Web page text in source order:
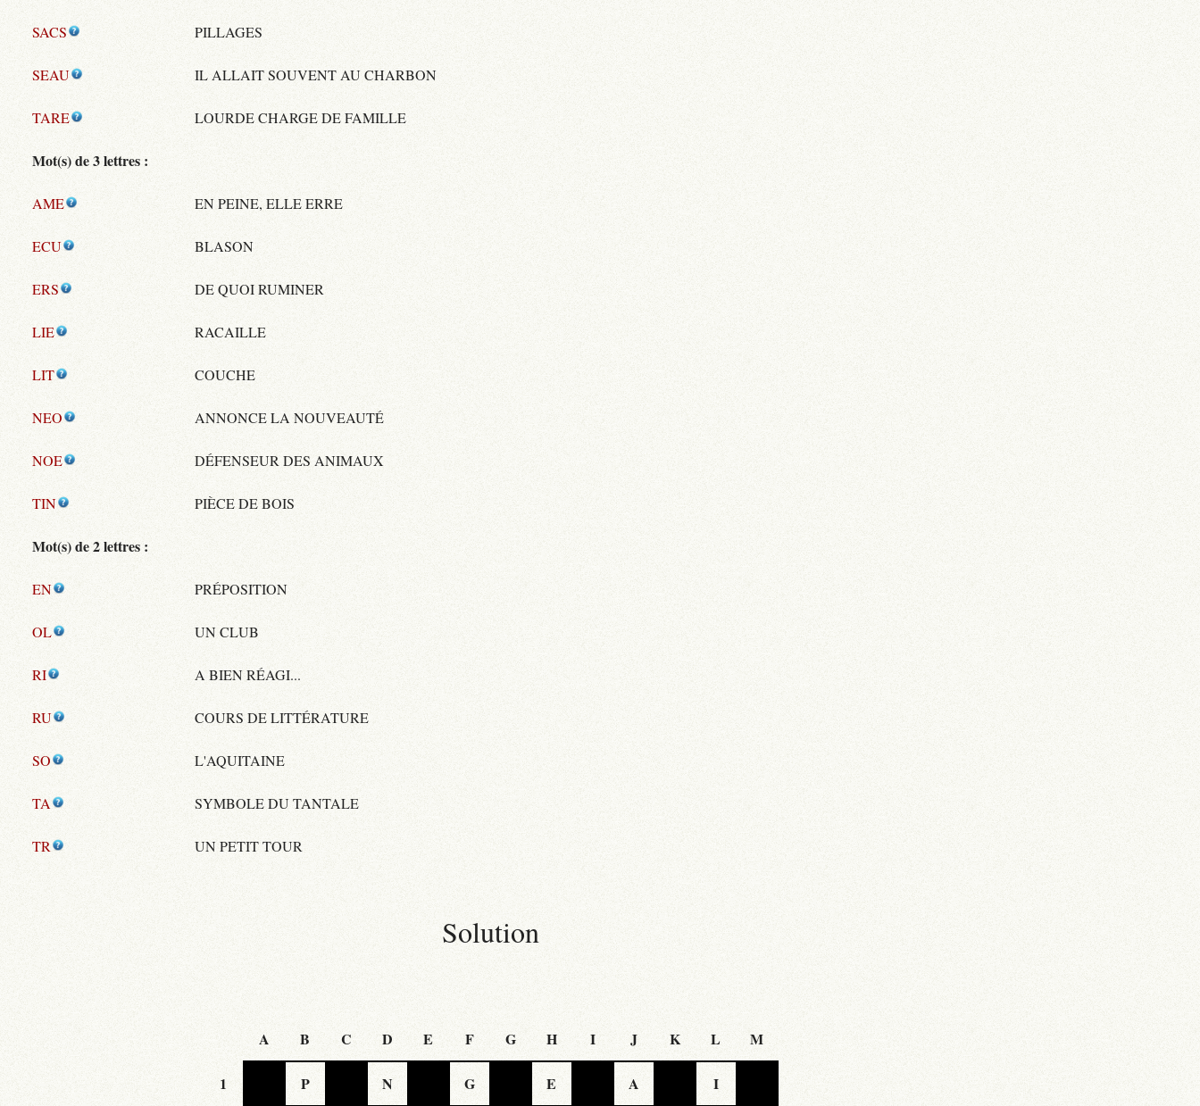
SACS PILLAGES
SEAU IL ALLAIT SOUVENT AU CHARBON
TARE LOURDE CHARGE DE FAMILLE
Mot(s) de 3 lettres :
AME EN PEINE, ELLE ERRE
ECU BLASON
ERS DE QUOI RUMINER
LIE RACAILLE
LIT COUCHE
NEO ANNONCE LA NOUVEAUTÉ
NOE DÉFENSEUR DES ANIMAUX
TIN PIÈCE DE BOIS
Mot(s) de 2 lettres :
EN PRÉPOSITION
OL UN CLUB
RI A BIEN RÉAGI...
RU COURS DE LITTÉRATURE
SO L'AQUITAINE
TA SYMBOLE DU TANTALE
TR UN PETIT TOUR
Solution
A B C D E F G H I J K L M
1 P N G E A I